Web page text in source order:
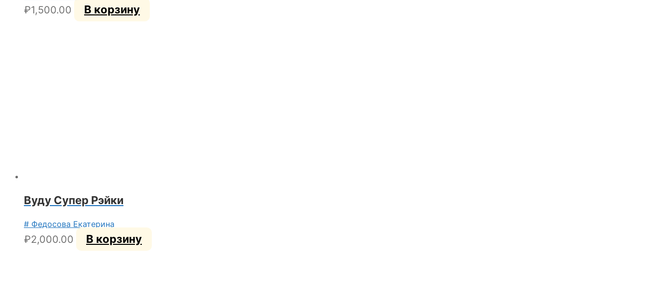
₽1,500.00 В корзину
Вуду Супер Рэйки
# Федосова Екатерина
₽2,000.00 В корзину